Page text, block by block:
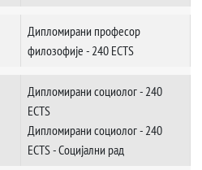
Дипломирани професор
филозофије - 240 ECTS
Дипломирани социолог - 240
ECTS
Дипломирани социолог - 240
ECTS - Социјални рад